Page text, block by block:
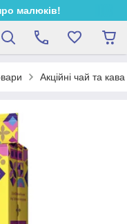
малюків!
Акційні чай та кава